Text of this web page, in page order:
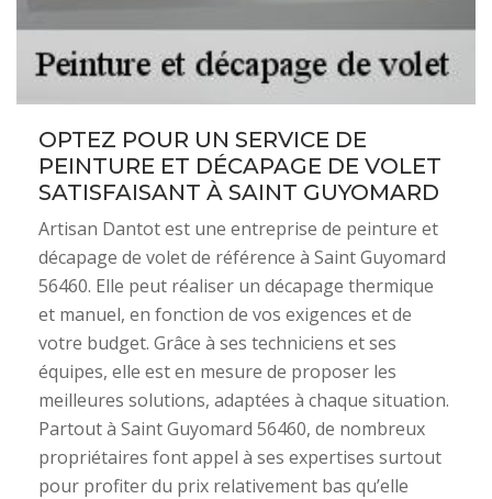
OPTEZ POUR UN SERVICE DE
PEINTURE ET DÉCAPAGE DE VOLET
SATISFAISANT À SAINT GUYOMARD
Artisan Dantot est une entreprise de peinture et
décapage de volet de référence à Saint Guyomard
56460. Elle peut réaliser un décapage thermique
et manuel, en fonction de vos exigences et de
votre budget. Grâce à ses techniciens et ses
équipes, elle est en mesure de proposer les
meilleures solutions, adaptées à chaque situation.
Partout à Saint Guyomard 56460, de nombreux
propriétaires font appel à ses expertises surtout
pour profiter du prix relativement bas qu’elle